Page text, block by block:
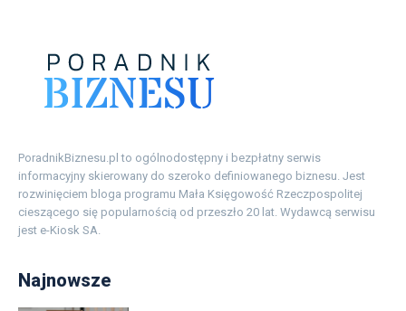
PoradnikBiznesu.pl to ogólnodostępny i bezpłatny serwis
informacyjny skierowany do szeroko definiowanego biznesu. Jest
rozwinięciem bloga programu Mała Księgowość Rzeczpospolitej
cieszącego się popularnością od przeszło 20 lat. Wydawcą serwisu
jest e-Kiosk SA.
Najnowsze